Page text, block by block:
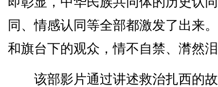
同、情感认同等全部都激发了出来
和旗台下的观众，情不自禁、潸然
该部影片通过讲述救治扎西的故